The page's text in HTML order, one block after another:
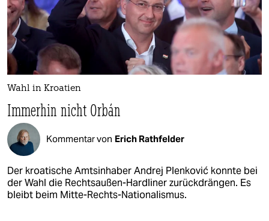
Wahl in Kroatien
Immerhin nicht Orbán
Kommentar von Erich Rathfelder
Der kroatische Amtsinhaber Andrej Plenković konnte bei
der Wahl die Rechtsaußen-Hardliner zurückdrängen. Es
bleibt beim Mitte-Rechts-Nationalismus.